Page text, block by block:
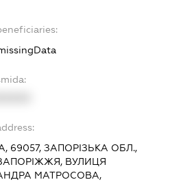
69057, ЗАПОРІЗЬКА ОБЛ.,
ВУЛИЦЯ
МАТРОСОВА,